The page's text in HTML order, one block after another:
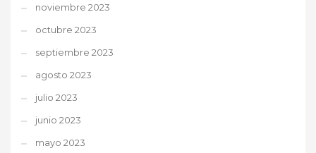
noviembre 2023
octubre 2023
septiembre 2023
agosto 2023
julio 2023
junio 2023
mayo 2023